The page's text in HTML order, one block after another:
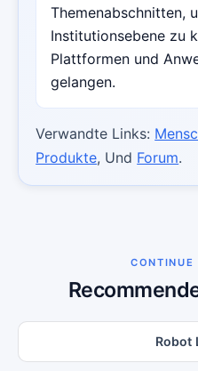
Themenabschnitten,
Institutionsebene zu
Plattformen und
gelangen.
Verwandte Links:
Produkte, Und Forum.
CONTINUE
Robot